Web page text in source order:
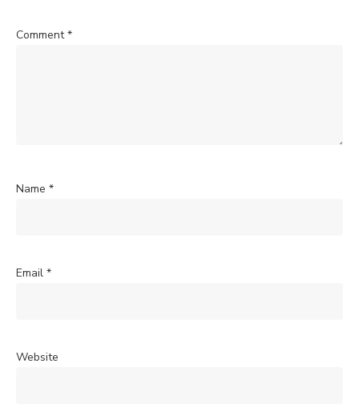
Comment*
Name *
Email *
Website